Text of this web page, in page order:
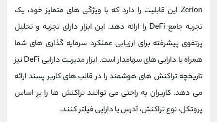
Zerion این قابلیت را دارد که با ویژگی های متمایز خود، یک
تجربه جامع DeFi را ارائه دهد. این ابزار دارای تجزیه و تحلیل
پرتفوی پیشرفته برای ارزیابی عملکرد سرمایه گذاری های شما
همراه با دارایی های سهامدار است. ابزار مدیریت دارایی DeFi نیز
تاریخچه تراکنش های هوشمند را در قالب های کاربر پسند ارائه
می دهد. کاربران به راحتی می توانند تراکنش ها را بر اساس
پروتکل، نوع تراکنش، آدرس یا دارایی فیلتر کنند.